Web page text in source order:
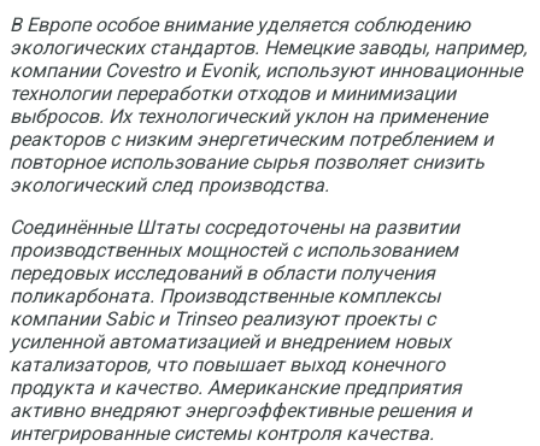
В Европе особое внимание уделяется соблюдению
экологических стандартов. Немецкие заводы, например,
компании Covestro и Evonik, используют инновационные
технологии переработки отходов и минимизации
выбросов. Их технологический уклон на применение
реакторов с низким энергетическим потреблением и
повторное использование сырья позволяет снизить
экологический след производства.
Соединённые Штаты сосредоточены на развитии
производственных мощностей с использованием
передовых исследований в области получения
поликарбоната. Производственные комплексы
компании Sabic и Trinseo реализуют проекты с
усиленной автоматизацией и внедрением новых
катализаторов, что повышает выход конечного
продукта и качество. Американские предприятия
активно внедряют энергоэффективные решения и
интегрированные системы контроля качества.